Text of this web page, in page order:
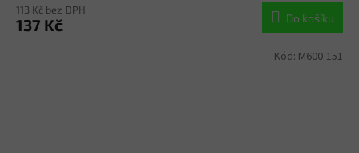
113 Kč bez DPH
137 Kč Do košíku
Kód: M600-151